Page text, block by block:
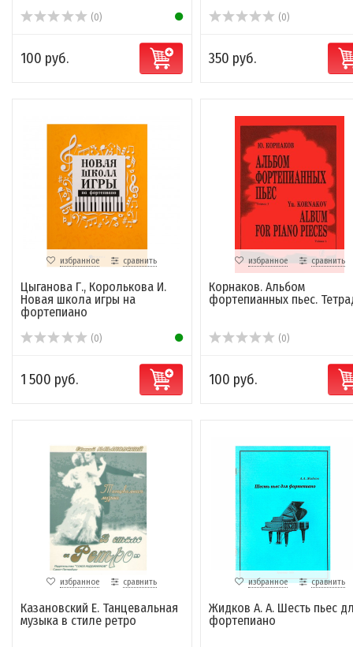
(0)
100 руб.
(0)
350 руб.
избранное сравнить
Цыганова Г., Королькова И.
Новая школа игры на
фортепиано
(0)
1 500 руб.
избранное сравнить
Корнаков. Альбом
фортепианных пьес.
(0)
100 руб.
избранное сравнить
Казановский Е. Танцевальная
музыка в стиле ретро
избранное сравнить
Жидков А. А. Шесть пьес
фортепиано